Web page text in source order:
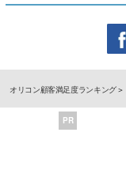
オリコン顧客満足度ランキング
PR